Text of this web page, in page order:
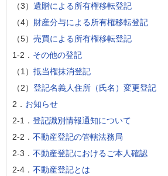
（3） 遺贈による所有権移転登記
（4） 財産分与による所有権移転登記
（5） 売買による所有権移転登記
1-2． その他の登記
（1） 抵当権抹消登記
（2） 登記名義人住所（氏名）変更登記
2． お知らせ
2-1． 登記識別情報通知について
2-2． 不動産登記の管轄法務局
2-3． 不動産登記におけるご本人確認
2-4． 不動産登記とは